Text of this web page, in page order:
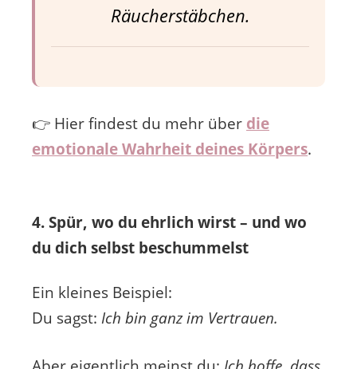
Räucherstäbchen.
👉 Hier findest du mehr über die
emotionale Wahrheit deines Körpers.
4. Spür, wo du ehrlich wirst – und wo
du dich selbst beschummelst
Ein kleines Beispiel:
Du sagst: Ich bin ganz im Vertrauen.